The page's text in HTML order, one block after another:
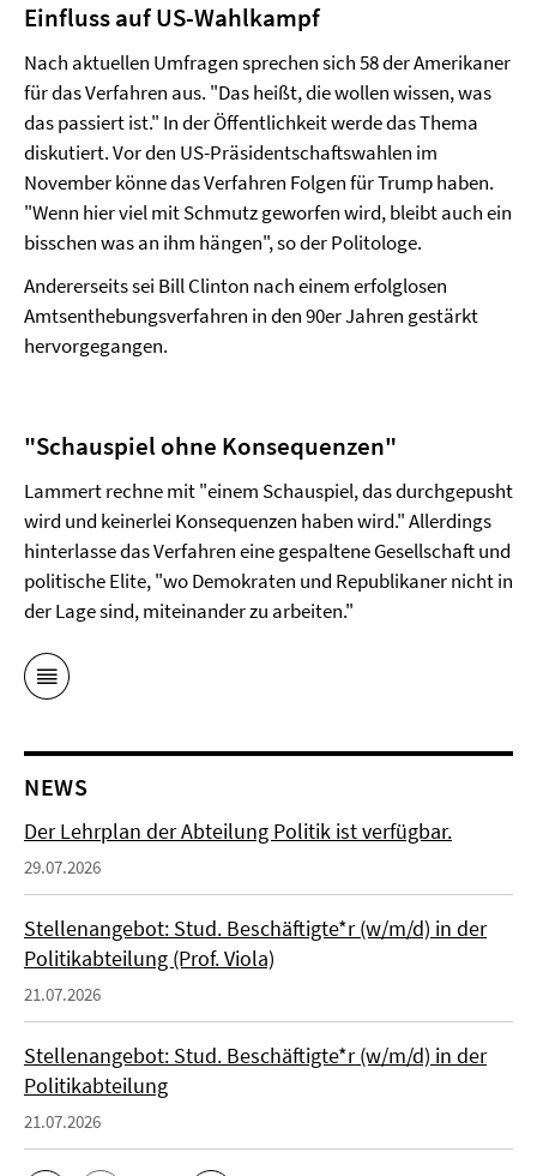
Einfluss auf US-Wahlkampf
Nach aktuellen Umfragen sprechen sich 58 der Amerikaner
für das Verfahren aus. "Das heißt, die wollen wissen, was
das passiert ist." In der Öffentlichkeit werde das Thema
diskutiert. Vor den US-Präsidentschaftswahlen im
November könne das Verfahren Folgen für Trump haben.
"Wenn hier viel mit Schmutz geworfen wird, bleibt auch ein
bisschen was an ihm hängen", so der Politologe.
Andererseits sei Bill Clinton nach einem erfolglosen
Amtsenthebungsverfahren in den 90er Jahren gestärkt
hervorgegangen.
"Schauspiel ohne Konsequenzen"
Lammert rechne mit "einem Schauspiel, das durchgepusht
wird und keinerlei Konsequenzen haben wird." Allerdings
hinterlasse das Verfahren eine gespaltene Gesellschaft und
politische Elite, "wo Demokraten und Republikaner nicht in
der Lage sind, miteinander zu arbeiten."
NEWS
Der Lehrplan der Abteilung Politik ist verfügbar.
29.07.2026
Stellenangebot: Stud. Beschäftigte*r (w/m/d) in der
Politikabteilung (Prof. Viola)
21.07.2026
Stellenangebot: Stud. Beschäftigte*r (w/m/d) in der
Politikabteilung
21.07.2026